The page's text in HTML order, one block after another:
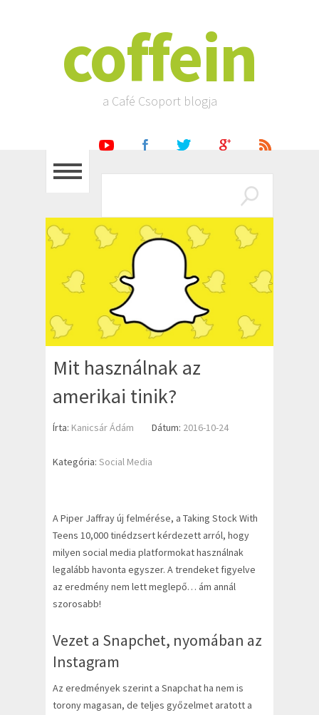
coffein
a Café Csoport blogja
Mit használnak az
amerikai tinik?
Írta: Kanicsár Ádám Dátum: 2016-10-24
Kategória: Social Media
A Piper Jaffray új felmérése, a Taking Stock With
Teens 10,000 tinédzsert kérdezett arról, hogy
milyen social media platformokat használnak
legalább havonta egyszer. A trendeket figyelve
az eredmény nem lett meglepő… ám annál
szorosabb!
Vezet a Snapchet, nyomában az
Instagram
Az eredmények szerint a Snapchat ha nem is
torony magasan, de teljes győzelmet aratott a